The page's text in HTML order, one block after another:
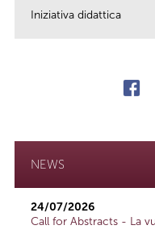
Iniziativa didattica
NEWS
24/07/2026
Call for Abstracts - La